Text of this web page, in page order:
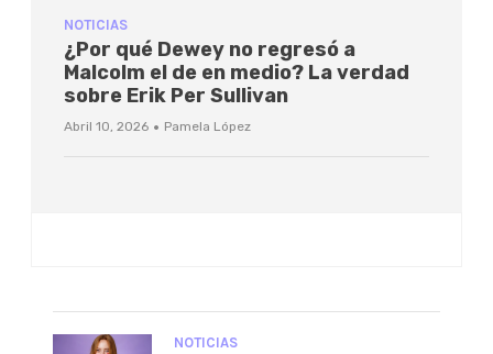
NOTICIAS
¿Por qué Dewey no regresó a
Malcolm el de en medio? La verdad
sobre Erik Per Sullivan
Abril 10, 2026 · Pamela López
NOTICIAS